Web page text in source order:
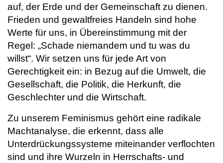
auf, der Erde und der Gemeinschaft zu dienen.
Frieden und gewaltfreies Handeln sind hohe
Werte für uns, in Übereinstimmung mit der
Regel: „Schade niemandem und tu was du
willst“. Wir setzen uns für jede Art von
Gerechtigkeit ein: in Bezug auf die Umwelt, die
Gesellschaft, die Politik, die Herkunft, die
Geschlechter und die Wirtschaft.
Zu unserem Feminismus gehört eine radikale
Machtanalyse, die erkennt, dass alle
Unterdrückungssysteme miteinander verflochten
sind und ihre Wurzeln in Herrschafts- und